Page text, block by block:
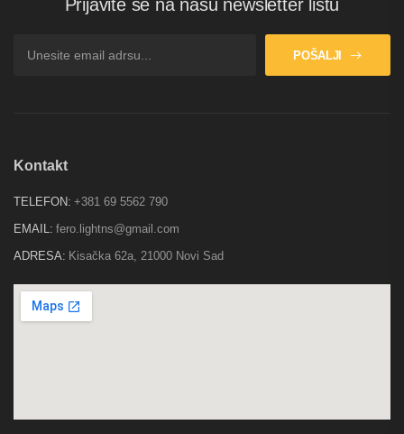
Prijavite se na našu newsletter listu
POŠALJI
Kontakt
TELEFON: +381 69 5562 790
EMAIL: fero.lightns@gmail.com
ADRESA: Kisačka 62a, 21000 Novi Sad